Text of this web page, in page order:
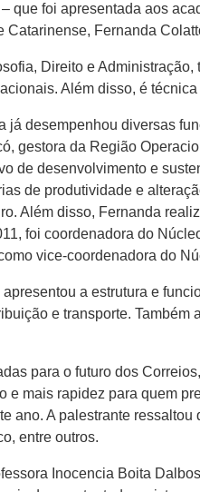
que foi apresentada aos
Catarinense, Fernanda
Direito e
Além disso, é
já desempenhou diversas
gestora da Região
de desenvolvimento e
de produtividade e
Além disso, Fernanda
foi coordenadora do
vice-coordenadora do
a estrutura e
e transporte.
para o futuro dos
e mais rapidez para quem
ano. A palestrante
entre outros.
Inocencia Boita